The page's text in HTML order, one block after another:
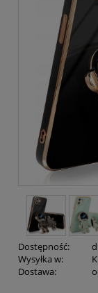
Dostępność:
Wysyłka w:
Dostawa:
Cena nie